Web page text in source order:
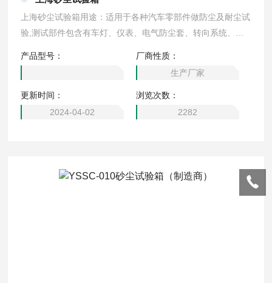
上海砂尘试验箱用途：适用于各种汽车零部件做防尘及耐尘试
验,测试部件包含有车灯、仪表、电气防尘套、转向系统、门
产品型号：
厂商性质：
生产厂家
更新时间：
2024-04-02
浏览次数：
2282